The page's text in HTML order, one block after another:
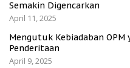
Semakin Digencarkan
April 11, 2025
Mengutuk Kebiadaban
Penderitaan
April 9, 2025